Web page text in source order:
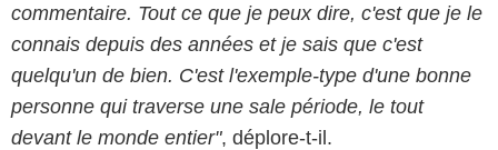
commentaire. Tout ce que je peux dire, c'est que je le
connais depuis des années et je sais que c'est
quelqu'un de bien. C'est l'exemple-type d'une bonne
personne qui traverse une sale période, le tout
devant le monde entier", déplore-t-il.